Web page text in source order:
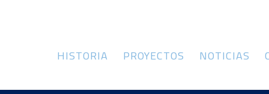
HISTORIA PROYECTOS NOTICIAS